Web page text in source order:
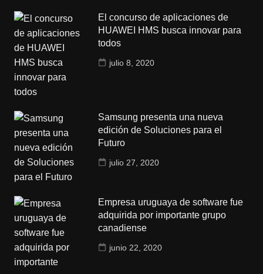
El concurso de aplicaciones de
HUAWEI HMS busca innovar para
todos
julio 8, 2020
Samsung presenta una nueva
edición de Soluciones para el
Futuro
julio 27, 2020
Empresa uruguaya de software fue
adquirida por importante grupo
canadiense
junio 22, 2020